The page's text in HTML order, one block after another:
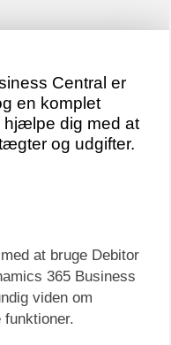
Central er
en komplet
hjælpe dig med at
og udgifter.
at bruge Debitor
365 Business
viden om
funktioner.